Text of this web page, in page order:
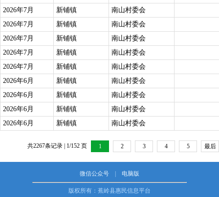
2026年7月
新铺镇
南山村委会
2026年7月
新铺镇
南山村委会
2026年7月
新铺镇
南山村委会
2026年7月
新铺镇
南山村委会
2026年7月
新铺镇
南山村委会
2026年6月
新铺镇
南山村委会
2026年6月
新铺镇
南山村委会
2026年6月
新铺镇
南山村委会
2026年6月
新铺镇 南山村委会
共2267条记录 | 1/152 页 1 2 3 4 5
最后
微信公众号 电脑版
版权所有：蕉岭县惠民信息平台